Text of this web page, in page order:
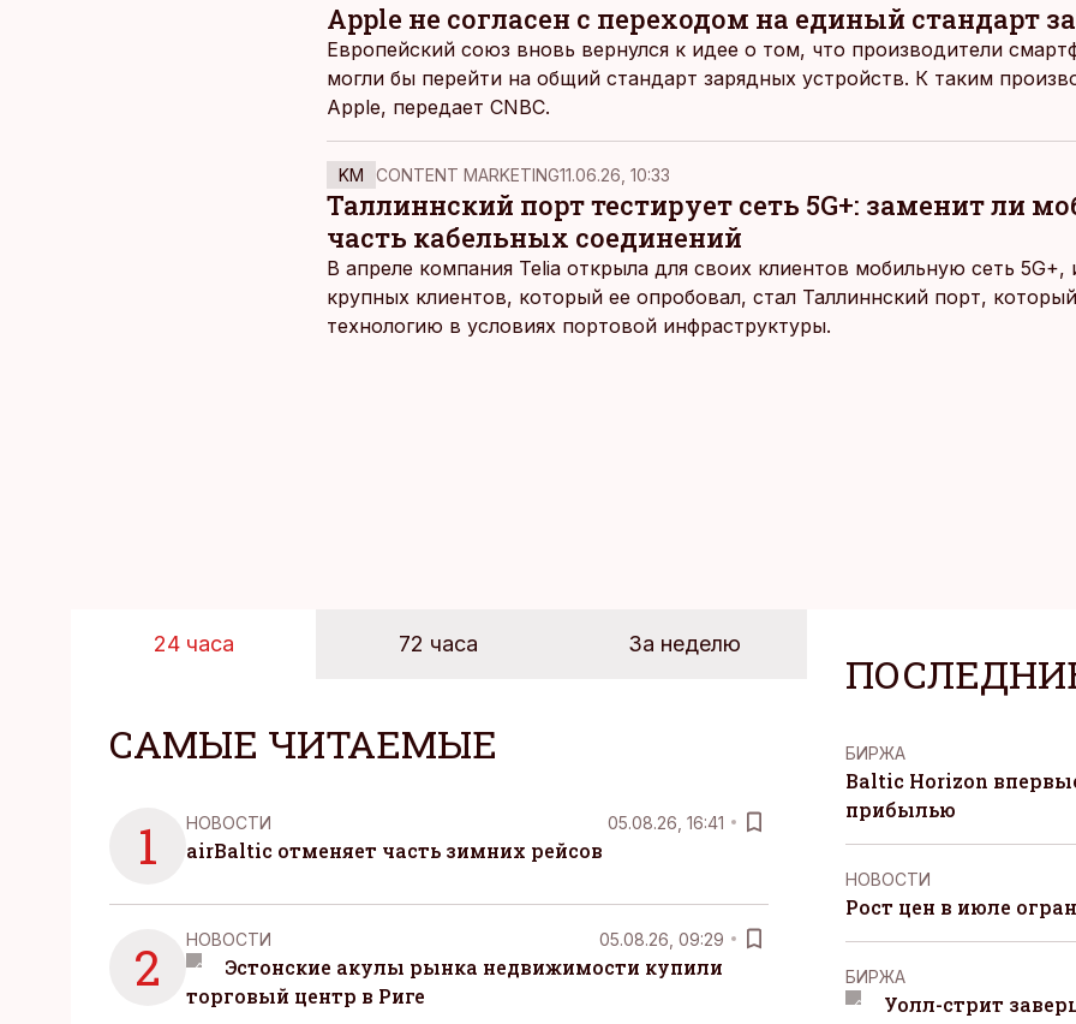
Apple не согласен с переходом на единый стандарт
Европейский союз вновь вернулся к идее о том, что производители
могли бы перейти на общий стандарт зарядных устройств. К таким
Apple, передает CNBC.
KM CONTENT MARKETING11.06.26, 10:33
Таллиннский порт тестирует сеть 5G+: заменит ли
часть кабельных соединений
В апреле компания Telia открыла для своих клиентов мобильную сеть
крупных клиентов, который ее опробовал, стал Таллиннский порт,
технологию в условиях портовой инфраструктуры.
24 часа 72 часа За неделю
САМЫЕ ЧИТАЕМЫЕ
1 НОВОСТИ 05.08.26, 16:41
airBaltic отменяет часть зимних рейсов
2 НОВОСТИ 05.08.26, 09:29
Эстонские акулы рынка недвижимости купили
торговый центр в Риге
БИРЖА
Baltic Horizon
прибылью
НОВОСТИ
Рост цен в июле
БИРЖА
Уолл-стрит